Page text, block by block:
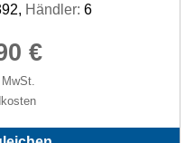
Händler: 6
€